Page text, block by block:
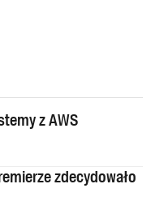
z AWS
zdecydowało